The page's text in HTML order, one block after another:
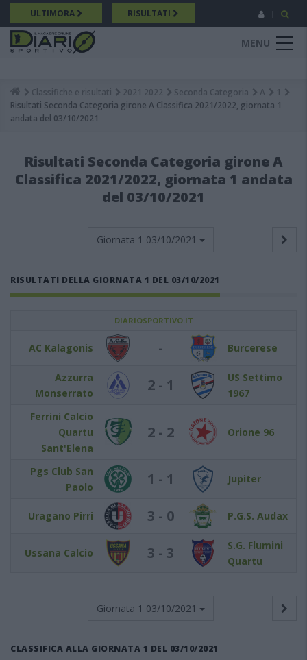
Salta
al
contenuto
principale
ULTIMORA RISULTATI
MENU
Breadcrumb
Classifiche e risultati 2021 2022 Seconda Categoria A
1
Risultati Seconda Categoria girone A Classifica 2021/2022, giornata 1
andata del 03/10/2021
Risultati Seconda Categoria girone A
Classifica 2021/2022, giornata 1 andata
del 03/10/2021
Giornata 1 03/10/2021
RISULTATI DELLA GIORNATA 1 DEL 03/10/2021
DIARIOSPORTIVO.IT
AC Kalagonis - Burcerese
Azzurra
Monserrato
2 - 1
US Settimo
1967
Ferrini Calcio
Quartu
Sant'Elena
2 - 2 Orione 96
Pgs Club San
Paolo
1 - 1 Jupiter
Uragano Pirri 3 - 0 P.G.S. Audax
Ussana Calcio 3 - 3
S.G. Flumini
Quartu
Giornata 1 03/10/2021
CLASSIFICA ALLA GIORNATA 1 DEL 03/10/2021